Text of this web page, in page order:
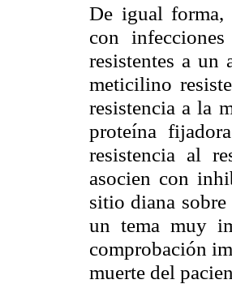
De igual forma,
con
resistentes a
meticilino
resistencia a la
proteína
resistencia al
asocien con
sitio diana sobre
un tema muy
comprobación
muerte del